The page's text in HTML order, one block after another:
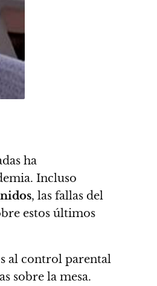
ha
Incluso
, las fallas del
estos últimos
al control parental
sobre la mesa.